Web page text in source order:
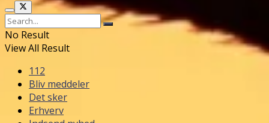
No Result
View All Result
112
Bliv meddeler
Det sker
Erhverv